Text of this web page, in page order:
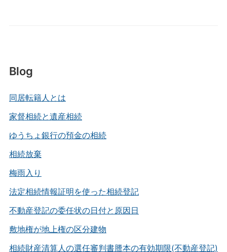
Blog
同居転籍人とは
家督相続と遺産相続
ゆうちょ銀行の預金の相続
相続放棄
梅雨入り
法定相続情報証明を使った相続登記
不動産登記の委任状の日付と原因日
敷地権が地上権の区分建物
相続財産清算人の選任審判書謄本の有効期限(不動産登記)